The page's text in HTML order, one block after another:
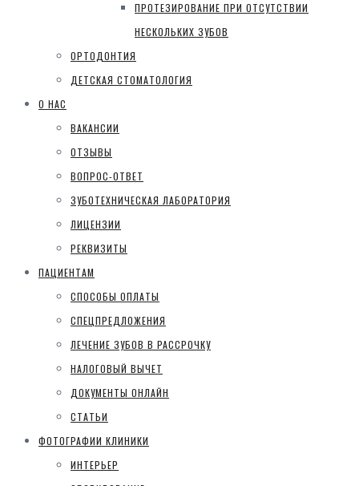
ПРОТЕЗИРОВАНИЕ ПРИ ОТСУТСТВИИ
НЕСКОЛЬКИХ ЗУБОВ
ОРТОДОНТИЯ
ДЕТСКАЯ СТОМАТОЛОГИЯ
О НАС
ВАКАНСИИ
ОТЗЫВЫ
ВОПРОС-ОТВЕТ
ЗУБОТЕХНИЧЕСКАЯ ЛАБОРАТОРИЯ
ЛИЦЕНЗИИ
РЕКВИЗИТЫ
ПАЦИЕНТАМ
СПОСОБЫ ОПЛАТЫ
СПЕЦПРЕДЛОЖЕНИЯ
ЛЕЧЕНИЕ ЗУБОВ В РАССРОЧКУ
НАЛОГОВЫЙ ВЫЧЕТ
ДОКУМЕНТЫ ОНЛАЙН
СТАТЬИ
ФОТОГРАФИИ КЛИНИКИ
ИНТЕРЬЕР